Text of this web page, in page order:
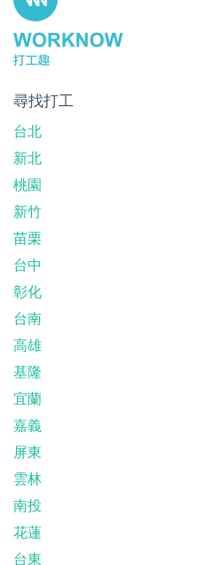
尋找打工
台北
新北
桃園
新竹
苗栗
台中
彰化
台南
高雄
基隆
宜蘭
嘉義
屏東
雲林
南投
花蓮
台東